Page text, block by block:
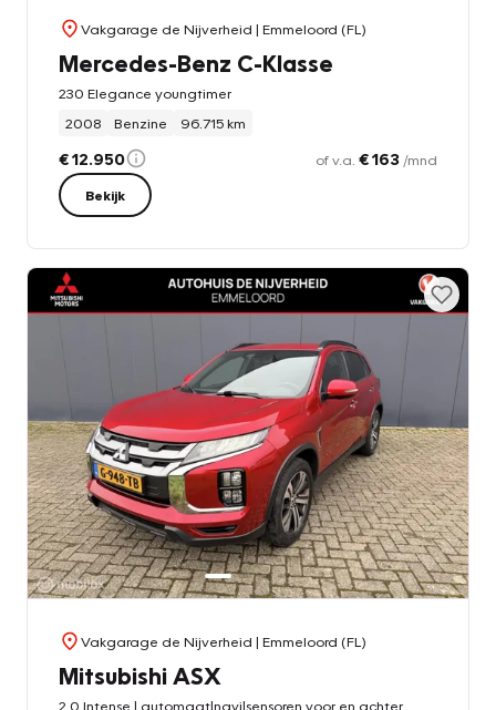
Vakgarage de Nijverheid | Emmeloord (FL)
Mercedes-Benz C-Klasse
230 Elegance youngtimer
2008
Benzine 96.715 km
€ 12.950 of v.a. € 163 /mnd
Bekijk
Vakgarage de Nijverheid | Emmeloord (FL)
Mitsubishi ASX
2.0 Intense | automaat|navi|sensoren voor en achter